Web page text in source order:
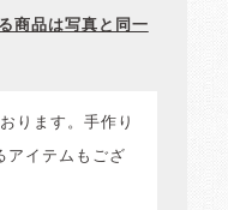
商品は写真と同一
ります。手作り
アイテムもござ